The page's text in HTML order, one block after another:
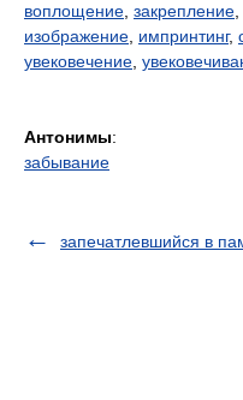
воплощение закрепление
изображение импринтинг,
увековечение
Антонимы:
забывание
запечатлевшийся в